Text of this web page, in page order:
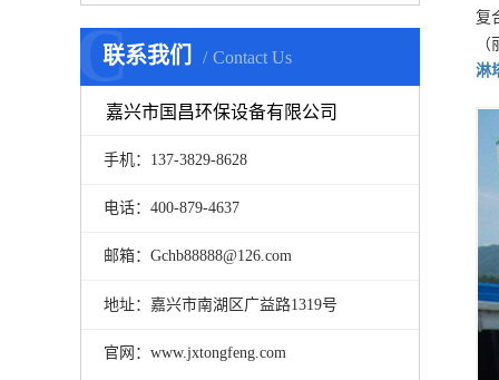
联系我们 Contact Us
C
嘉兴市国昌环保设备有限公司
手机：137-3829-8628
电话：400-879-4637
邮箱：Gchb88888@126.com
地址：嘉兴市南湖区广益路1319号
官网：www.jxtongfeng.com
复
淋